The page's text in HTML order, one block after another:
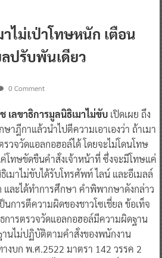
ไม่เป่าโทษหนัก เตือน
ลปรับพันเดียว
0 Comment
ลขาธิการมูลนิธิเมาไม่ขับ เปิดเผย ถึง
ฎีกาแล้วนำไปตีความเอาเองว่า ถ้าเมา
วจวัดแอลกอฮอล์ได้ โดยจะไม่โดนโทษ
โทษขัดขืนคำสั่งเจ้าหน้าที่ ซึ่งจะมีโทษแค่
มาไม่ขับได้รับโทรศัพท์ ไลน์ และอีเมลล์
ละได้ทำการศึกษา คำพิพากษาดังกล่าว
นการตีความผิดของชาวโซเชี่ยล ข้อเท็จ
การตรวจวัดแอลกอฮอล์มีความผิดฐาน
นไม่ปฏิบัติตามคำสั่งของพนักงาน
งบก พ.ศ.2522 มาตรา 142 วรรค 2